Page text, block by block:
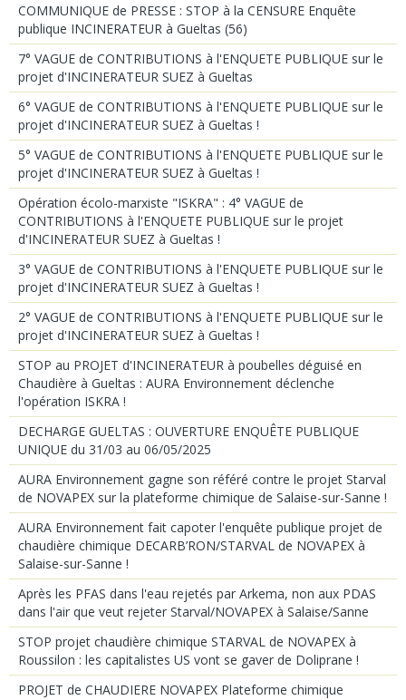
COMMUNIQUE de PRESSE : STOP à la CENSURE Enquête
publique INCINERATEUR à Gueltas (56)
7° VAGUE de CONTRIBUTIONS à l'ENQUETE PUBLIQUE sur le
projet d'INCINERATEUR SUEZ à Gueltas
6° VAGUE de CONTRIBUTIONS à l'ENQUETE PUBLIQUE sur le
projet d'INCINERATEUR SUEZ à Gueltas !
5° VAGUE de CONTRIBUTIONS à l'ENQUETE PUBLIQUE sur le
projet d'INCINERATEUR SUEZ à Gueltas !
Opération écolo-marxiste "ISKRA" : 4° VAGUE de
CONTRIBUTIONS à l'ENQUETE PUBLIQUE sur le projet
d'INCINERATEUR SUEZ à Gueltas !
3° VAGUE de CONTRIBUTIONS à l'ENQUETE PUBLIQUE sur le
projet d'INCINERATEUR SUEZ à Gueltas !
2° VAGUE de CONTRIBUTIONS à l'ENQUETE PUBLIQUE sur le
projet d'INCINERATEUR SUEZ à Gueltas !
STOP au PROJET d'INCINERATEUR à poubelles déguisé en
Chaudière à Gueltas : AURA Environnement déclenche
l'opération ISKRA !
DECHARGE GUELTAS : OUVERTURE ENQUÊTE PUBLIQUE
UNIQUE du 31/03 au 06/05/2025
AURA Environnement gagne son référé contre le projet Starval
de NOVAPEX sur la plateforme chimique de Salaise-sur-Sanne !
AURA Environnement fait capoter l'enquête publique projet de
chaudière chimique DECARB’RON/STARVAL de NOVAPEX à
Salaise-sur-Sanne !
Après les PFAS dans l'eau rejetés par Arkema, non aux PDAS
dans l'air que veut rejeter Starval/NOVAPEX à Salaise/Sanne
STOP projet chaudière chimique STARVAL de NOVAPEX à
Roussilon : les capitalistes US vont se gaver de Doliprane !
PROJET de CHAUDIERE NOVAPEX Plateforme chimique